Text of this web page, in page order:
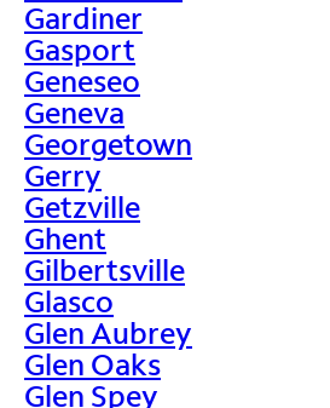
Gardiner
Gasport
Geneseo
Geneva
Georgetown
Gerry
Getzville
Ghent
Gilbertsville
Glasco
Glen Aubrey
Glen Oaks
Glen Spey